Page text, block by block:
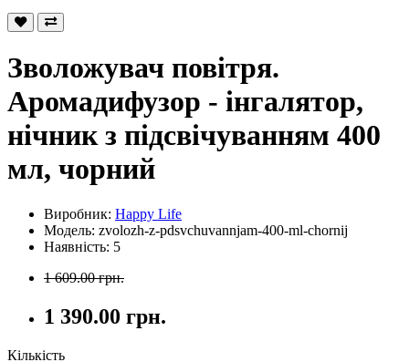
Зволожувач повітря.
Аромадифузор - інгалятор,
нічник з підсвічуванням 400
мл, чорний
Виробник: Happy Life
Модель: zvolozh-z-pdsvchuvannjam-400-ml-chornij
Наявність: 5
1 609.00 грн.
1 390.00 грн.
Кількість